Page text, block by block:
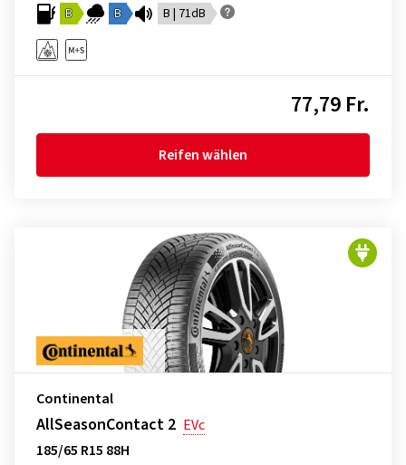
B B B | 71dB
77,79 Fr.
Reifen wählen
Continental
AllSeasonContact 2 EVc
185/65 R15 88H